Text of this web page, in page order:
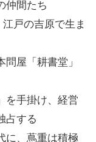
仲間たち
戸の吉原で生ま
屋「耕書堂」
を手掛け、経営
占する
に、蔦重は積極